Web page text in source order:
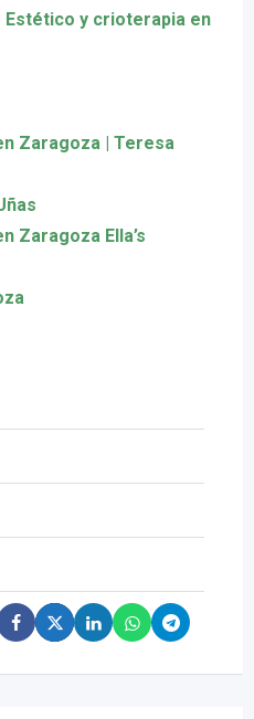
Estético y crioterapia en
Zaragoza | Teresa
Zaragoza Ella’s